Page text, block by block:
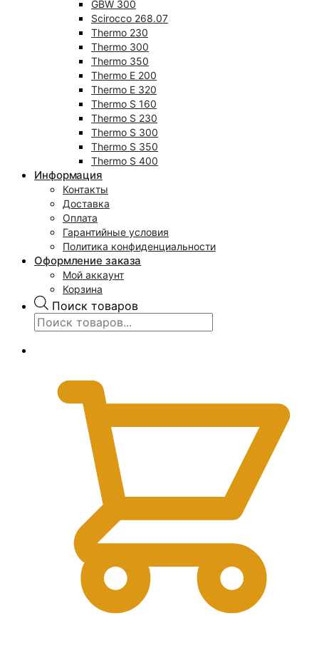
GBW 300
Scirocco 268.07
Thermo 230
Thermo 300
Thermo 350
Thermo E 200
Thermo E 320
Thermo S 160
Thermo S 230
Thermo S 300
Thermo S 350
Thermo S 400
Информация
Контакты
Доставка
Оплата
Гарантийные условия
Политика конфиденциальности
Оформление заказа
Мой аккаунт
Корзина
Поиск товаров